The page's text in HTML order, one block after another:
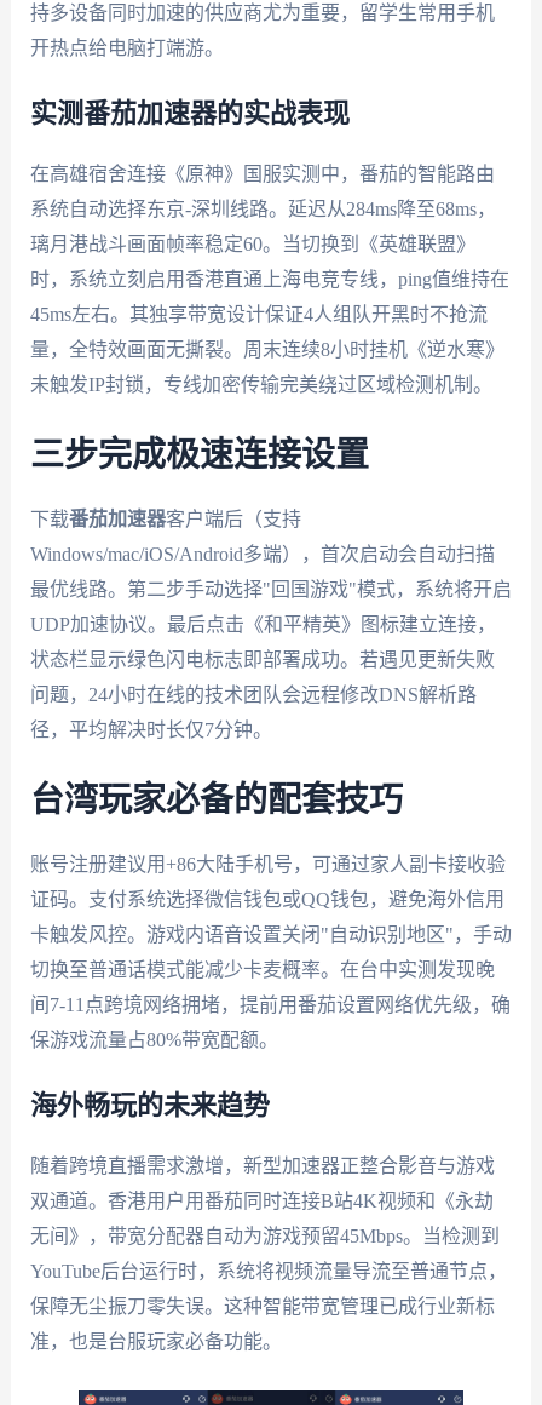
持多设备同时加速的供应商尤为重要，留学生常用手机
开热点给电脑打端游。
实测番茄加速器的实战表现
在高雄宿舍连接《原神》国服实测中，番茄的智能路由
系统自动选择东京-深圳线路。延迟从284ms降至68ms，
璃月港战斗画面帧率稳定60。当切换到《英雄联盟》
时，系统立刻启用香港直通上海电竞专线，ping值维持在
45ms左右。其独享带宽设计保证4人组队开黑时不抢流
量，全特效画面无撕裂。周末连续8小时挂机《逆水寒》
未触发IP封锁，专线加密传输完美绕过区域检测机制。
三步完成极速连接设置
下载番茄加速器客户端后（支持
Windows/mac/iOS/Android多端），首次启动会自动扫描
最优线路。第二步手动选择"回国游戏"模式，系统将开启
UDP加速协议。最后点击《和平精英》图标建立连接，
状态栏显示绿色闪电标志即部署成功。若遇见更新失败
问题，24小时在线的技术团队会远程修改DNS解析路
径，平均解决时长仅7分钟。
台湾玩家必备的配套技巧
账号注册建议用+86大陆手机号，可通过家人副卡接收验
证码。支付系统选择微信钱包或QQ钱包，避免海外信用
卡触发风控。游戏内语音设置关闭"自动识别地区"，手动
切换至普通话模式能减少卡麦概率。在台中实测发现晚
间7-11点跨境网络拥堵，提前用番茄设置网络优先级，确
保游戏流量占80%带宽配额。
海外畅玩的未来趋势
随着跨境直播需求激增，新型加速器正整合影音与游戏
双通道。香港用户用番茄同时连接B站4K视频和《永劫
无间》，带宽分配器自动为游戏预留45Mbps。当检测到
YouTube后台运行时，系统将视频流量导流至普通节点，
保障无尘振刀零失误。这种智能带宽管理已成行业新标
准，也是台服玩家必备功能。